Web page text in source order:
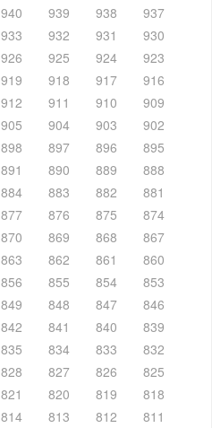
940 939 938
937
933 932 931
930
926 925 924
923
919 918 917
916
912 911 910
909
905 904 903
902
898 897 896
895
891 890 889
888
884 883 882
881
877 876 875
874
870 869 868
867
863 862 861
860
856 855 854
853
849 848 847
846
842 841 840
839
835 834 833
832
828 827 826
825
821 820 819
818
814 813 812
811